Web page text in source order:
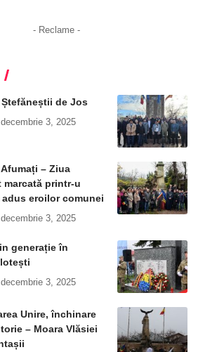
- Reclame -
Ștefăneștii de Jos
decembrie 3, 2025
– Ziua
marcată printr-u
eroilor comunei
decembrie 3, 2025
generație în
decembrie 3, 2025
Unire, închinare
– Moara Vlăsiei